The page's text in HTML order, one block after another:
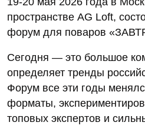
пространстве AG Loft,
форум для поваров
Сегодня — это большое
определяет тренды
Форум все эти годы
форматы,
топовых экспертов и